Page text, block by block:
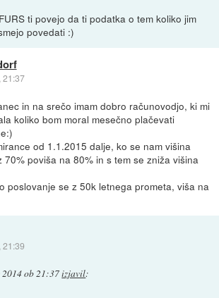
ti povejo da ti podatka o tem koliko jim
povedati :)
21:37
in na srečo imam dobro računovodjo, ki mi
koliko bom moral mesečno plačevati
od 1.1.2015 dalje, ko se nam višina
70% poviša na 80% in s tem se zniža višina
poslovanje se z 50k letnega prometa, viša na
21:39
2014 ob 21:37izjavil: